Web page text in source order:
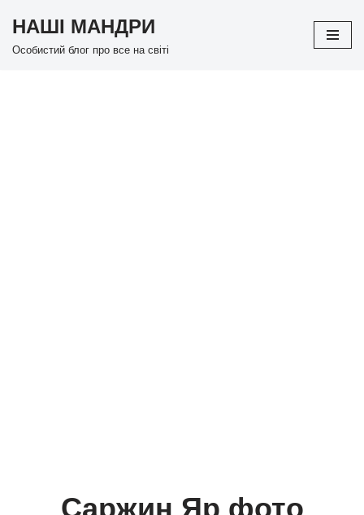
Перейти
НАШІ МАНДРИ
Особистий блог про все на світі
Саржин Яр фото